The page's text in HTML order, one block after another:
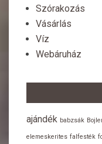
Szórakozás
Vásárlás
Víz
Webáruház
ajándék babzsák
elemeskerites falfesték